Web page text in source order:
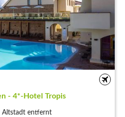
- 4*-Hotel Tropis
Altstadt entfernt